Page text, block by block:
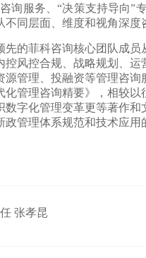
询服务、“决策支持导向”
不同层面、维度和视角深度
的菲科咨询核心团队成员
控风控合规、战略规划、
源管理、投融资等管理咨
化管理咨询精要》，相较
数字化管理变革更等著作
政管理体系规范和技术应用
张孝昆